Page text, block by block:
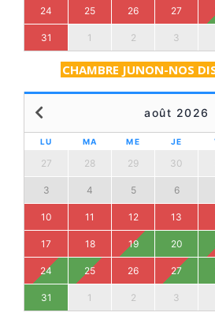
24 25 26 27
31 1 2 3
CHAMBRE JUNON-NOS
août 2026
LU MA ME JE
27 28 29 30
3 4 5 6
10 11 12 13
17 18 19 20
24 25 26 27
31 1 2 3